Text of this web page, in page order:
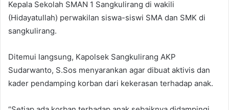
Kepala Sekolah SMAN 1 Sangkulirang di wakili
(Hidayatullah) perwakilan siswa-siswi SMA dan SMK di
sangkulirang.
Ditemui langsung, Kapolsek Sangkulirang AKP
Sudarwanto, S.Sos menyarankan agar dibuat aktivis dan
kader pendamping korban dari kekerasan terhadap anak.